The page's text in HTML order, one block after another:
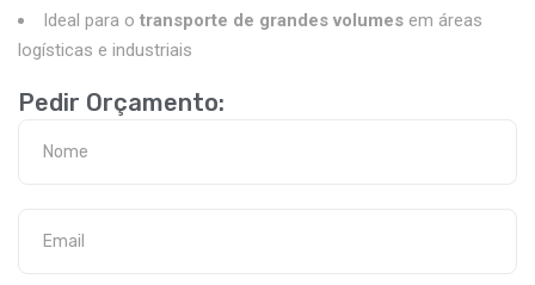
Ideal para o transporte de grandes volumes em áreas
logísticas e industriais
Pedir Orçamento: